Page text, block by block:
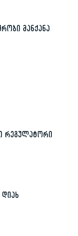
მანქანა
რეგულატორი